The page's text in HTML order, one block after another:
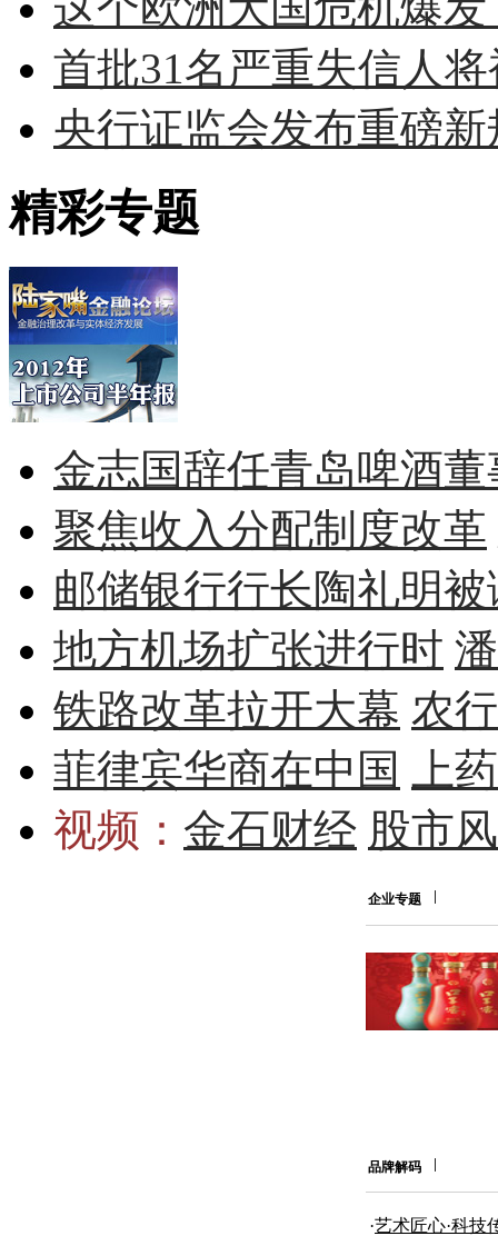
首批31名严重失信人
央行证监会发布重磅
精彩专题
金志国辞任青岛啤酒董
聚焦收入分配制度改革
邮储银行行长陶礼明被
地方机场扩张进行时
铁路改革拉开大幕 农
菲律宾华商在中国
上
视频： 金石财经 股市
企业专题
品牌解码
·艺术匠心·科技